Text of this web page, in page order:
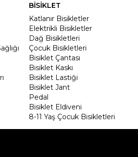
BİSİKLET
Katlanır Bisikletler
Elektrikli Bisikletler
Dağ Bisikletleri
Çocuk Bisikletleri
Bisiklet Çantası
Bisiklet Kaskı
Bisiklet Lastiği
Bisiklet Jant
Pedal
Bisiklet Eldiveni
8-11 Yaş Çocuk Bisikletleri